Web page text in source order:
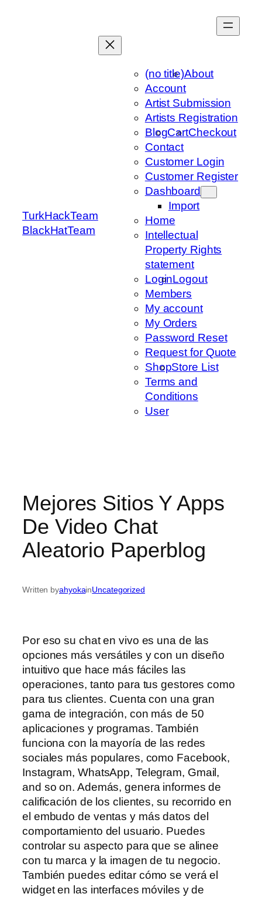
TurkHackTeam
BlackHatTeam
(no title)About
Account
Artist Submission
Artists Registration
BlogCartCheckout
Contact
Customer Login
Customer Register
Dashboard
Import
Home
Intellectual
Property Rights
statement
LoginLogout
Members
My account
My Orders
Password Reset
Request for Quote
ShopStore List
Terms and
Conditions
User
Mejores Sitios Y Apps
De Video Chat
Aleatorio Paperblog
Written byahyokainUncategorized
Por eso su chat en vivo es una de las
opciones más versátiles y con un diseño
intuitivo que hace más fáciles las
operaciones, tanto para tus gestores como
para tus clientes. Cuenta con una gran
gama de integración, con más de 50
aplicaciones y programas. También
funciona con la mayoría de las redes
sociales más populares, como Facebook,
Instagram, WhatsApp, Telegram, Gmail,
and so on. Además, genera informes de
calificación de los clientes, su recorrido en
el embudo de ventas y más datos del
comportamiento del usuario. Puedes
controlar su aspecto para que se alinee
con tu marca y la imagen de tu negocio.
También puedes editar cómo se verá el
widget en las interfaces móviles y de